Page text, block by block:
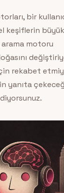
bir
keşiflerin
arama motoru
rekabet
yanıta